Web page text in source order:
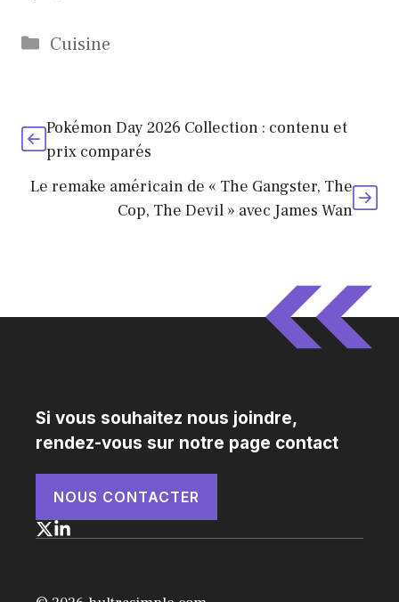
l’inspiration
Catégories
Cuisine
Pokémon Day 2026 Collection : contenu et
prix comparés
Le remake américain de « The Gangster, The
Cop, The Devil » avec James Wan
Si vous souhaitez nous joindre,
rendez-vous sur notre page contact
NOUS CONTACTER